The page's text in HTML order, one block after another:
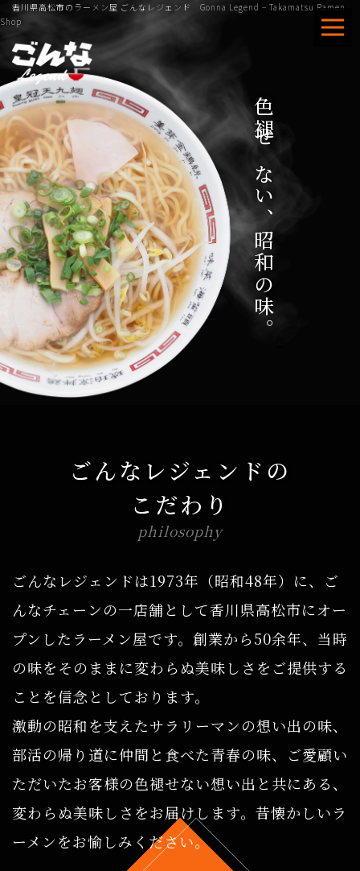
香川県高松市のラーメン屋 ごんなレジェンド Gonna Legend – Takamatsu Ramen
Shop
色褪せない、昭和の味。
ごんなレジェンドの
こだわり
philosophy
ごんなレジェンドは1973年（昭和48年）に、ご
んなチェーンの一店舗として香川県高松市にオー
プンしたラーメン屋です。創業から50余年、当時
の味をそのままに変わらぬ美味しさをご提供する
ことを信念としております。
激動の昭和を支えたサラリーマンの想い出の味、
部活の帰り道に仲間と食べた青春の味、ご愛顧い
ただいたお客様の色褪せない想い出と共にある、
変わらぬ美味しさをお届けします。昔懐かしいラ
ーメンをお愉しみください。